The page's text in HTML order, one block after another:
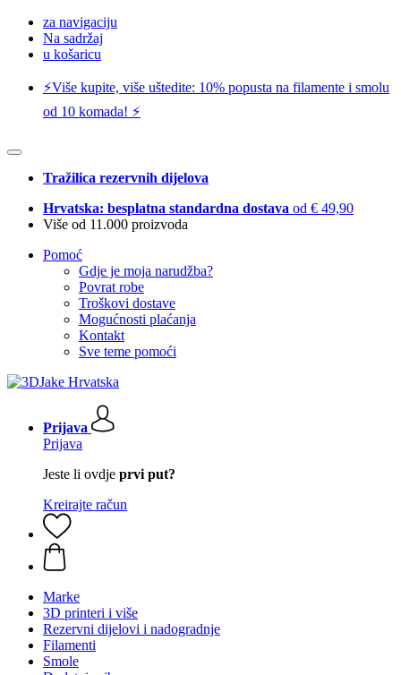
za navigaciju
Na sadržaj
u košaricu
⚡️Više kupite, više uštedite: 10% popusta na filamente i smolu
od 10 komada! ⚡️
Tražilica rezervnih dijelova
Hrvatska: besplatna standardna dostava od € 49,90
Više od 11.000 proizvoda
Pomoć
Gdje je moja narudžba?
Povrat robe
Troškovi dostave
Mogućnosti plaćanja
Kontakt
Sve teme pomoći
Prijava
Prijava
Jeste li ovdje prvi put?
Kreirajte račun
Marke
3D printeri i više
Rezervni dijelovi i nadogradnje
Filamenti
Smole